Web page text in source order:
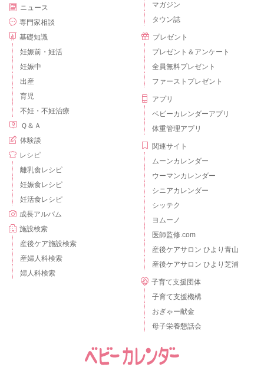
ニュース
専門家相談
基礎知識
妊娠前・妊活
妊娠中
出産
育児
不妊・不妊治療
Ｑ＆Ａ
体験談
レシピ
離乳食レシピ
妊娠食レシピ
妊活食レシピ
成長アルバム
施設検索
産後ケア施設検索
産婦人科検索
婦人科検索
マガジン
タウン誌
プレゼント
プレゼント＆アンケート
全員無料プレゼント
ファーストプレゼント
アプリ
ベビーカレンダーアプリ
体重管理アプリ
関連サイト
ムーンカレンダー
ウーマンカレンダー
シニアカレンダー
シッテク
ヨムーノ
医師監修.com
産後ケアサロン ひより青山
産後ケアサロン ひより芝浦
子育て支援団体
子育て支援機構
おぎゃー献金
母子栄養懇話会